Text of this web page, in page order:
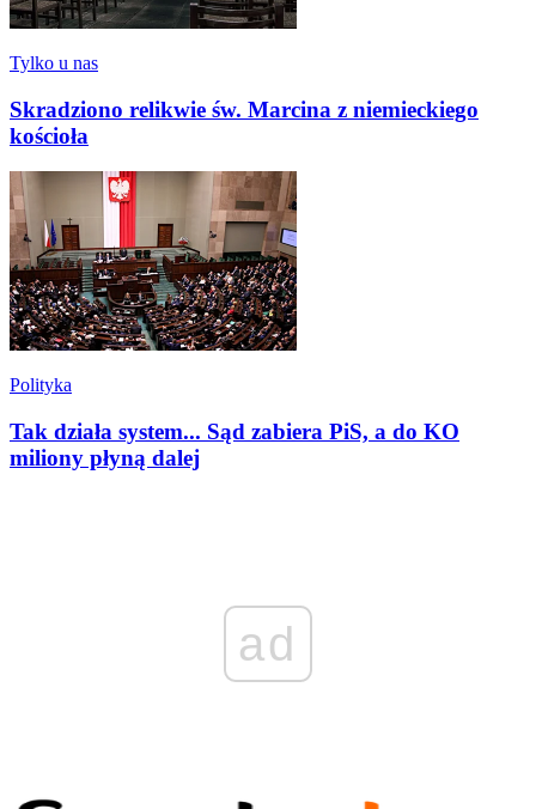
Tylko u nas
Skradziono relikwie św. Marcina z niemieckiego
kościoła
Polityka
Tak działa system... Sąd zabiera PiS, a do KO
miliony płyną dalej
ad